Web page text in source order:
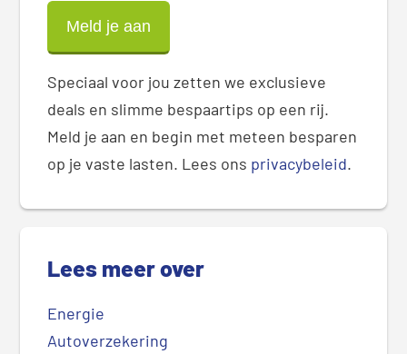
Speciaal voor jou zetten we exclusieve
deals en slimme bespaartips op een rij.
Meld je aan en begin met meteen besparen
op je vaste lasten. Lees ons privacybeleid.
Lees meer over
Energie
Autoverzekering